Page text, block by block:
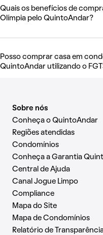
Quais os benefícios de
Olímpia pelo QuintoAndar?
Posso comprar casa em
QuintoAndar utilizando o
Sobre nós
Conheça o QuintoAndar
Regiões atendidas
Condomínios
Conheça a Garantia
Central de Ajuda
Canal Jogue Limpo
Compliance
Mapa do Site
Mapa de Condomínios
Relatório de